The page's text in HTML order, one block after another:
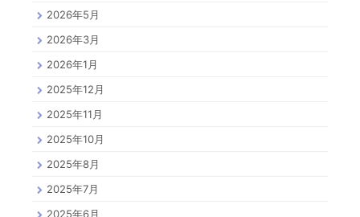
2026年5月
2026年3月
2026年1月
2025年12月
2025年11月
2025年10月
2025年8月
2025年7月
2025年6月